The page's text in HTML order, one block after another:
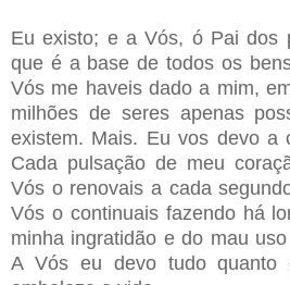
Eu existo; e a Vós, ó Pai dos
que é a base de todos os
Vós me haveis dado a mim,
milhões de seres apenas
existem. Mais. Eu vos devo a
Cada pulsação de meu
Vós o renovais a cada
Vós o continuais fazendo há
minha ingratidão e do mau
A Vós eu devo tudo quanto